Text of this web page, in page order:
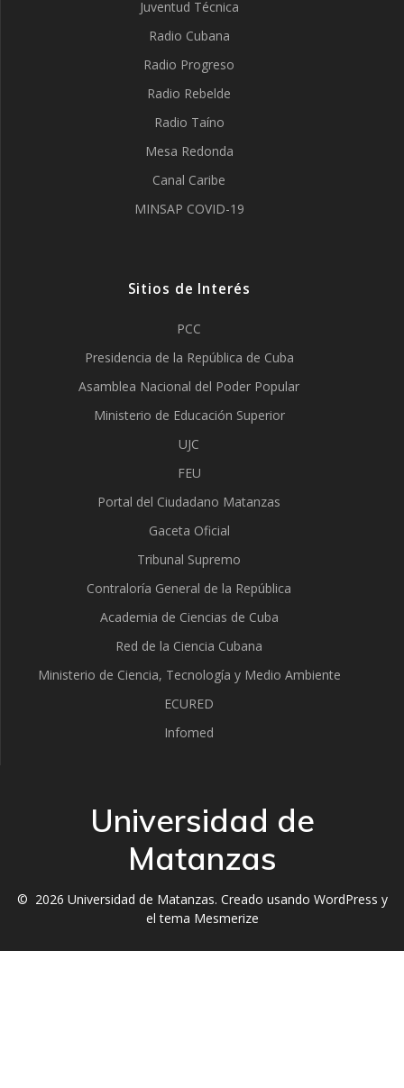
Juventud Técnica
Radio Cubana
Radio Progreso
Radio Rebelde
Radio Taíno
Mesa Redonda
Canal Caribe
MINSAP COVID-19
Sitios de Interés
PCC
Presidencia de la República de Cuba
Asamblea Nacional del Poder Popular
Ministerio de Educación Superior
UJC
FEU
Portal del Ciudadano Matanzas
Gaceta Oficial
Tribunal Supremo
Contraloría General de la República
Academia de Ciencias de Cuba
Red de la Ciencia Cubana
Ministerio de Ciencia, Tecnología y Medio Ambiente
ECURED
Infomed
Universidad de
Matanzas
© 2026 Universidad de Matanzas. Creado usando WordPress y
eltema Mesmerize